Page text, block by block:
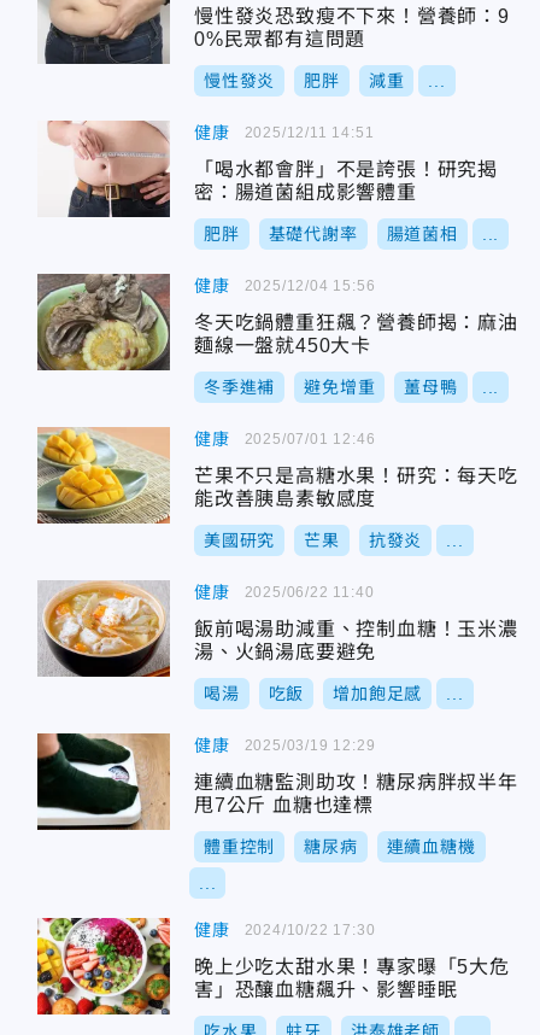
慢性發炎恐致瘦不下來！營養師：9
0%民眾都有這問題
慢性發炎 肥胖 減重
健康
「喝水都會胖」不是誇張！研究揭
密：腸道菌組成影響體重
肥胖 基礎代謝率 腸道菌相
2025/12/11 14:51
健康
冬天吃鍋體重狂飆？營養師揭：麻油
麵線一盤就450大卡
冬季進補 避免增重 薑母鴨
2025/12/04 15:56
健康
芒果不只是高糖水果！研究：每天吃
能改善胰島素敏感度
美國研究 芒果 抗發炎
2025/07/01 12:46
健康
飯前喝湯助減重、控制血糖！玉米濃
湯、火鍋湯底要避免
喝湯 吃飯 增加飽足感
2025/06/22 11:40
健康
連續血糖監測助攻！糖尿病胖叔半年
甩7公斤 血糖也達標
體重控制 糖尿病 連續血糖機
2025/03/19 12:29
健康
晚上少吃太甜水果！專家曝「5大危
害」恐釀血糖飆升、影響睡眠
2024/10/22 17:30